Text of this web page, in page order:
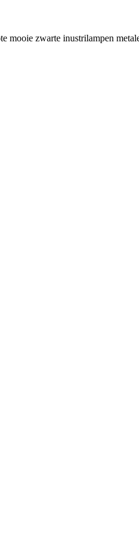
zwarte inustrilampen